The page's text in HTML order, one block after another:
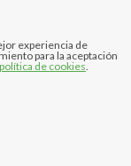
experiencia de
para la aceptación
política de cookies